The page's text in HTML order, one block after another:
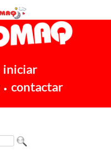
iniciar
• contactar